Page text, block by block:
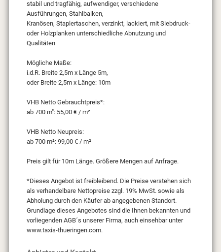
stabil und tragfähig, aufwendiger, verschiedene
Ausführungen, Stahlbalken,
Kranösen, Staplertaschen, verzinkt, lackiert, mit Siebdruck-
oder Holzplanken unterschiedliche Abnutzung und
Qualitäten
Mögliche Maße:
i.d.R. Breite 2,5m x Länge 5m,
oder Breite 2,5m x Länge: 10m
VHB Netto Gebrauchtpreis*:
ab 700 m": 55,00 € / m²
VHB Netto Neupreis:
ab 700 m²: 99,00 € / m²
Preis gilt für 10m Länge. Größere Mengen auf Anfrage.
*Dieses Angebot ist freibleibend. Die Preise verstehen sich
als verhandelbare Nettopreise zzgl. 19% MwSt. sowie als
Abholung durch den Käufer ab angegebenen Standort.
Grundlage dieses Angebotes sind die Ihnen bekannten und
vorliegenden AGB´s unserer Firma, auch einsehbar unter
www.taxis-thueringen.com.